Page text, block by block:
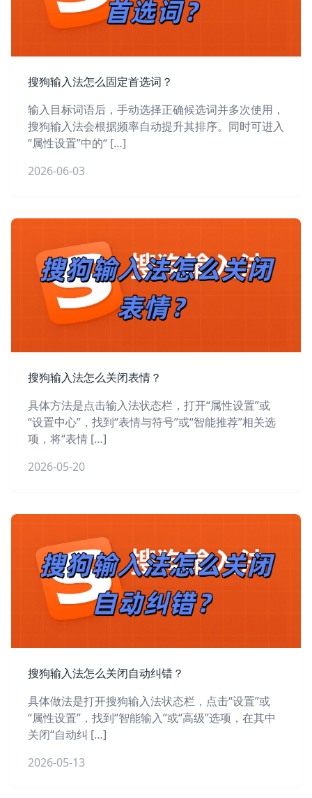
搜狗输入法怎么固定首选词？
输入目标词语后，手动选择正确候选词并多次使用，
搜狗输入法会根据频率自动提升其排序。同时可进入
“属性设置”中的“ […]
2026-06-03
搜狗输入法怎么关闭表情？
具体方法是点击输入法状态栏，打开“属性设置”或
“设置中心”，找到“表情与符号”或“智能推荐”相关选
项，将“表情 […]
2026-05-20
搜狗输入法怎么关闭自动纠错？
具体做法是打开搜狗输入法状态栏，点击“设置”或
“属性设置”，找到“智能输入”或“高级”选项，在其中
关闭“自动纠 […]
2026-05-13